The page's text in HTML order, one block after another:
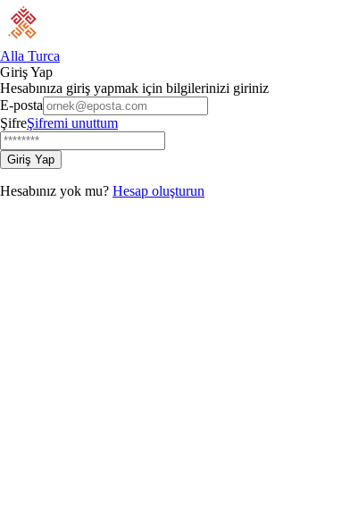
Alla Turca
Giriş Yap
Hesabınıza giriş yapmak için bilgilerinizi giriniz
E-posta
ŞifreŞifremi unuttum
Giriş Yap
Hesabınız yok mu? Hesap oluşturun